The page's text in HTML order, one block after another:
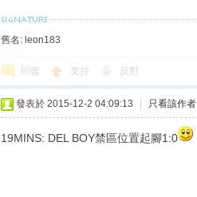
舊名: leon183
回復 支持 反對
發表於 2015-12-2 04:09:13 只看該作者
19MINS: DEL BOY禁區位置起腳1:0